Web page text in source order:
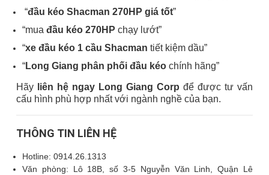
“đầu kéo Shacman 270HP giá tốt”
“mua đầu kéo 270HP chạy lướt”
“xe đầu kéo 1 cầu Shacman tiết kiệm dầu”
“Long Giang phân phối đầu kéo chính hãng”
Hãy liên hệ ngay Long Giang Corp để được tư vấn
cấu hình phù hợp nhất với ngành nghề của bạn.
THÔNG TIN LIÊN HỆ
Hotline: 0914.26.1313
Văn phòng: Lô 18B, số 3-5 Nguyễn Văn Linh, Quận Lê